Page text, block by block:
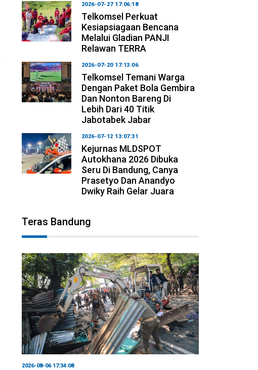
2026-07-27 17:06:18
Telkomsel Perkuat
Kesiapsiagaan Bencana
Melalui Gladian PANJI
Relawan TERRA
2026-07-20 17:13:06
Telkomsel Temani Warga
Dengan Paket Bola Gembira
Dan Nonton Bareng Di
Lebih Dari 40 Titik
Jabotabek Jabar
2026-07-12 13:07:31
Kejurnas MLDSPOT
Autokhana 2026 Dibuka
Seru Di Bandung, Canya
Prasetyo Dan Anandyo
Dwiky Raih Gelar Juara
Teras Bandung
2026-08-06 17:34:08